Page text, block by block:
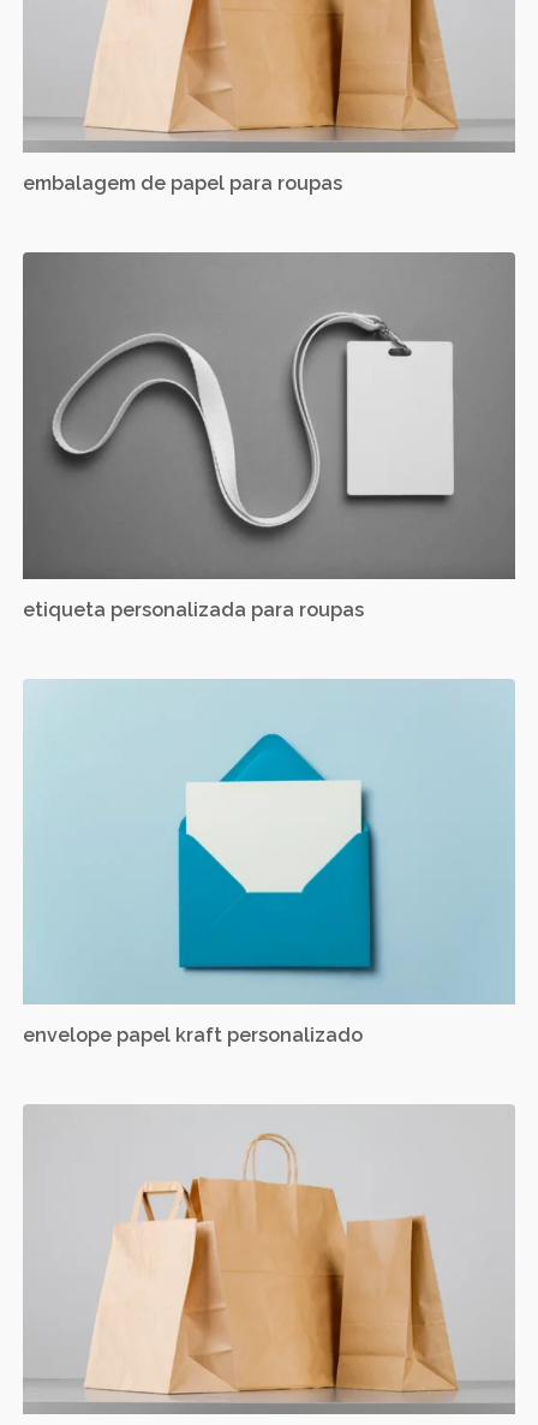
embalagem de papel para roupas
etiqueta personalizada para roupas
envelope papel kraft personalizado